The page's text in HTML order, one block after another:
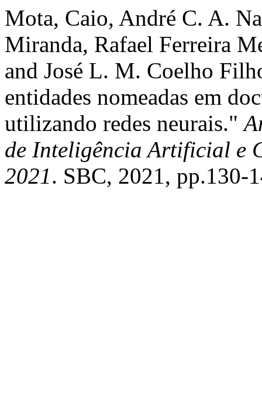
Mota, Caio, André C. A.
Miranda, Rafael Ferreira
and José L. M. Coelho
entidades nomeadas em
utilizando redes neurais."
de Inteligência Artificial e
2021. SBC, 2021, pp.130-